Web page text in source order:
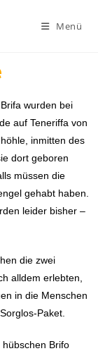
Menü
wurden bei
auf Teneriffa von
inmitten des
dort geboren
müssen die
gehabt haben.
leider bisher –
die zwei
alldem erlebten,
in die Menschen
Paket.
Brifo